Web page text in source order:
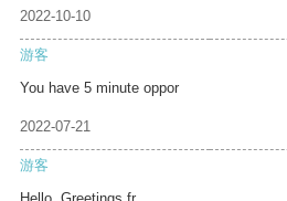
2022-10-10
游客
You have 5 minute oppor
2022-07-21
游客